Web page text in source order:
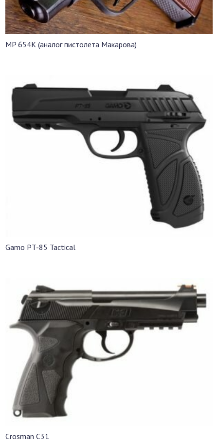
MP 654К (аналог пистолета Макарова)
Gamo PT-85 Tactical
Crosman C31